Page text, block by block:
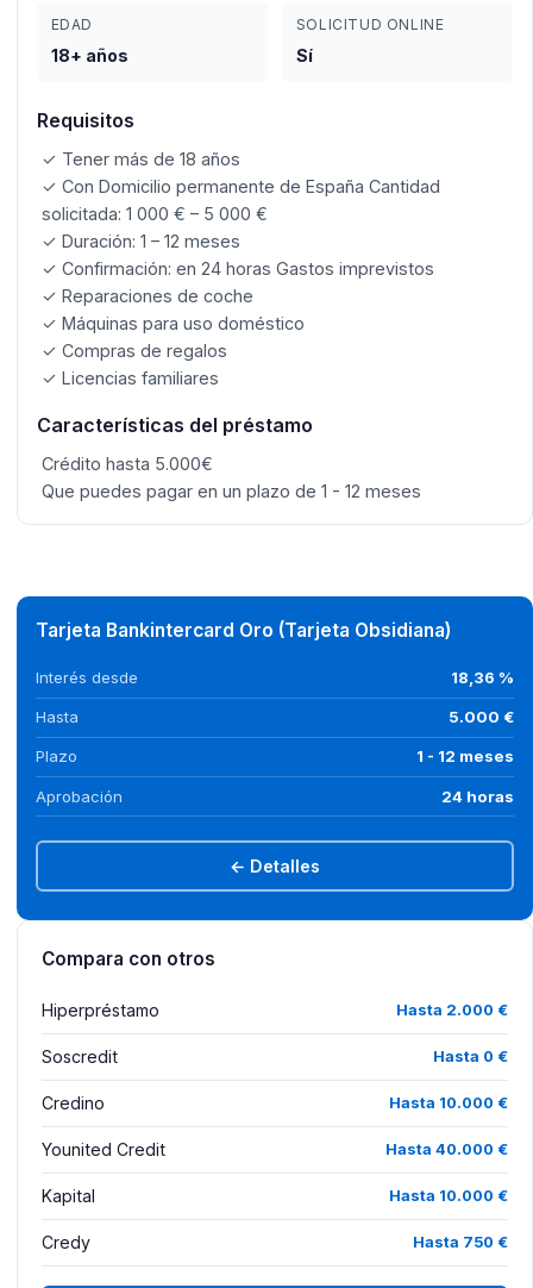
EDAD
18+ años
SOLICITUD ONLINE
Sí
Requisitos
✓ Tener más de 18 años
✓ Con Domicilio permanente de España Cantidad
solicitada: 1 000 € – 5 000 €
✓ Duración: 1 – 12 meses
✓ Confirmación: en 24 horas Gastos imprevistos
✓ Reparaciones de coche
✓ Máquinas para uso doméstico
✓ Compras de regalos
✓ Licencias familiares
Características del préstamo
Crédito hasta 5.000€
Que puedes pagar en un plazo de 1 - 12 meses
Tarjeta Bankintercard Oro (Tarjeta Obsidiana)
Interés desde 18,36 %
Hasta 5.000 €
Plazo 1 - 12 meses
Aprobación 24 horas
← Detalles
Compara con otros
Hiperpréstamo Hasta 2.000 €
Soscredit Hasta 0 €
Credino Hasta 10.000 €
Younited Credit Hasta 40.000 €
Kapital Hasta 10.000 €
Credy Hasta 750 €